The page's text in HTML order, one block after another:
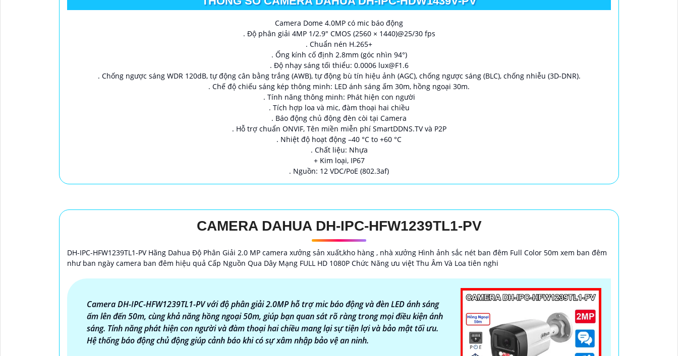
Camera Dome 4.0MP có mic báo động
. Độ phân giải 4MP 1/2.9" CMOS (2560 × 1440)@25/30 fps
. Chuẩn nén H.265+
. Ống kính cố định 2.8mm (góc nhìn 94°)
. Độ nhạy sáng tối thiểu: 0.0006 lux@F1.6
. Chống ngược sáng WDR 120dB, tự động cân bằng trắng (AWB), tự động bù tín hiệu ảnh (AGC), chống ngược sáng (BLC), chống nhiễu (3D-DNR).
. Chế độ chiếu sáng kép thông minh: LED ánh sáng ấm 30m, hồng ngoại 30m.
. Tính năng thông minh: Phát hiện con người
. Tích hợp loa và mic, đàm thoại hai chiều
. Báo động chủ động đèn còi tại Camera
. Hỗ trợ chuẩn ONVIF, Tên miền miễn phí SmartDDNS.TV và P2P
. Nhiệt độ hoạt động –40 °C to +60 °C
. Chất liệu: Nhựa
+ Kim loại, IP67
. Nguồn: 12 VDC/PoE (802.3af)
CAMERA DAHUA DH-IPC-HFW1239TL1-PV
DH-IPC-HFW1239TL1-PV Hãng Dahua Độ Phân Giải 2.0 MP camera xưởng sản xuất,kho hàng , nhà xưởng Hình ảnh sắc nét ban đêm Full Color 50m xem ban đêm
như ban ngày camera ban đêm hiệu quả Cấp Nguồn Qua Dây Mạng FULL HD 1080P Chức Năng ưu việt Thu Âm Và Loa tiên nghi
Camera DH-IPC-HFW1239TL1-PV với độ phân giải 2.0MP hỗ trợ mic báo động và đèn LED ánh sáng
ấm lên đến 50m, cùng khả năng hồng ngoại 50m, giúp bạn quan sát rõ ràng trong mọi điều kiện ánh
sáng. Tính năng phát hiện con người và đàm thoại hai chiều mang lại sự tiện lợi và bảo mật tối ưu.
Hệ thống báo động chủ động giúp cảnh báo khi có sự xâm nhập bảo vệ an ninh.